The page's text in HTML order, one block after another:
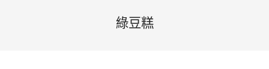
綠豆糕